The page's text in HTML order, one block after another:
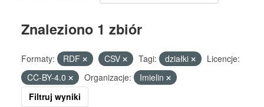
Znaleziono 1 zbiór
Formaty: RDF CSV Tagi: działki
Licencje:
CC-BY-4.0
Organizacje:
Imielin
Filtruj wyniki